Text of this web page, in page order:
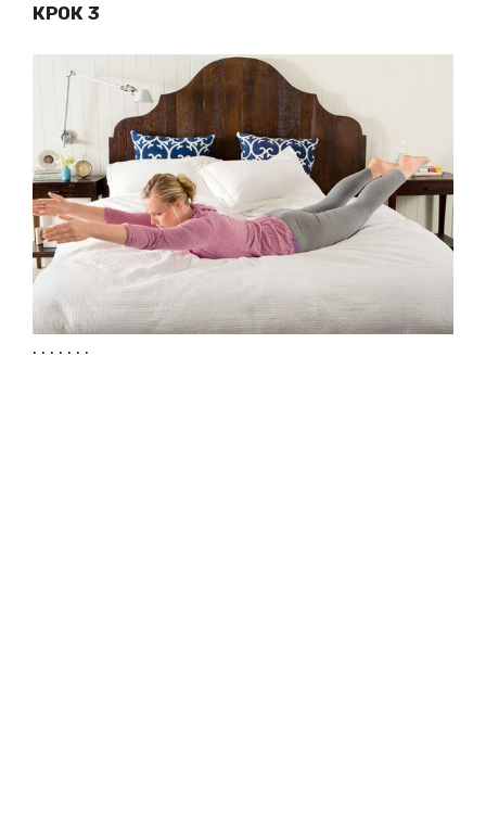
КРОК 3
. . . . . . .